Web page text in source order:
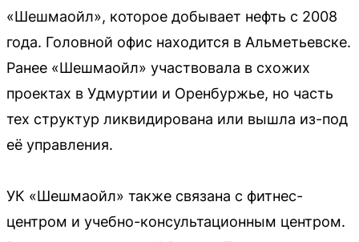
«Шешмаойл», которое добывает нефть с 2008
года. Головной офис находится в Альметьевске.
Ранее «Шешмаойл» участвовала в схожих
проектах в Удмуртии и Оренбуржье, но часть
тех структур ликвидирована или вышла из-под
её управления.
УК «Шешмаойл» также связана с фитнес-
центром и учебно-консультационным центром.